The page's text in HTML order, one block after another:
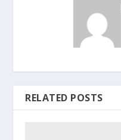
RELATED POSTS